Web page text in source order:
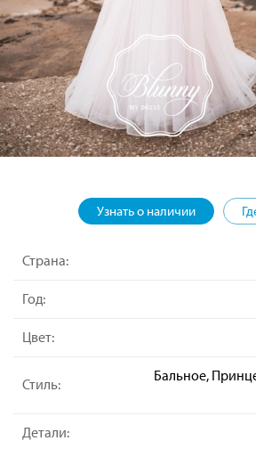
Узнать о наличии
Страна:
Год:
Цвет:
Стиль:
Бальное,
Детали: